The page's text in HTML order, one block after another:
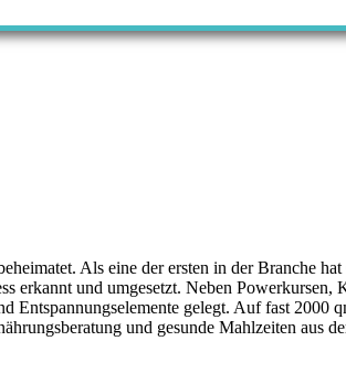
Als eine der ersten in der Branche
erkannt und umgesetzt. Neben Powerkursen,
gelegt. Auf fast 2000
und gesunde Mahlzeiten aus